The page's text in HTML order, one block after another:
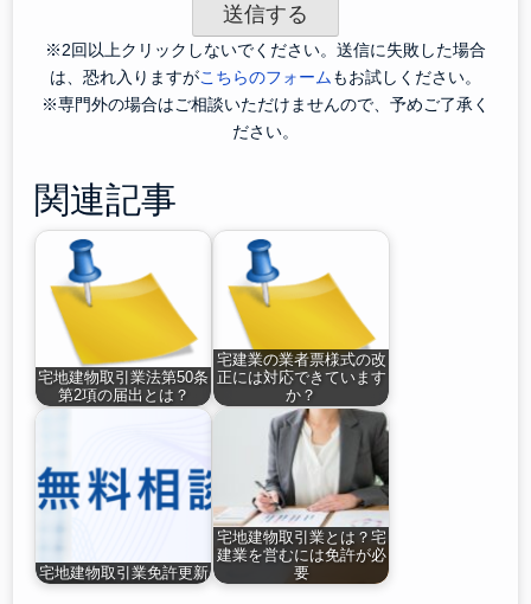
※2回以上クリックしないでください。送信に失敗した場合
は、恐れ入りますがこちらのフォームもお試しください。
※専門外の場合はご相談いただけませんので、予めご了承く
ださい。
関連記事
宅地建物取引業法第50条
第2項の届出とは？
宅建業の業者票様式の改
正には対応できています
か？
宅地建物取引業免許更新
宅地建物取引業とは？宅
建業を営むには免許が必
要